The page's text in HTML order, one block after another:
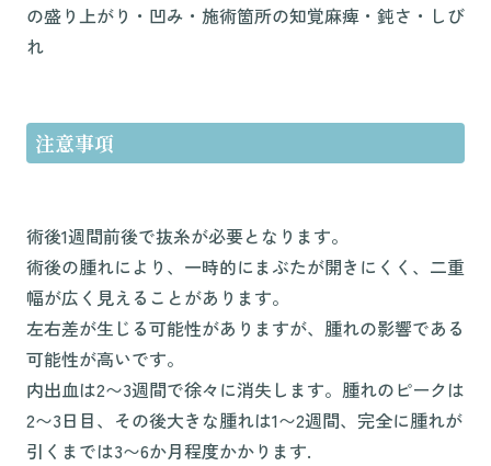
の盛り上がり・凹み・施術箇所の知覚麻痺・鈍さ・しび
れ
注意事項
術後1週間前後で抜糸が必要となります。
術後の腫れにより、一時的にまぶたが開きにくく、二重
幅が広く見えることがあります。
左右差が生じる可能性がありますが、腫れの影響である
可能性が高いです。
内出血は2〜3週間で徐々に消失します。腫れのピークは
2〜3日目、その後大きな腫れは1〜2週間、完全に腫れが
引くまでは3〜6か月程度かかります.